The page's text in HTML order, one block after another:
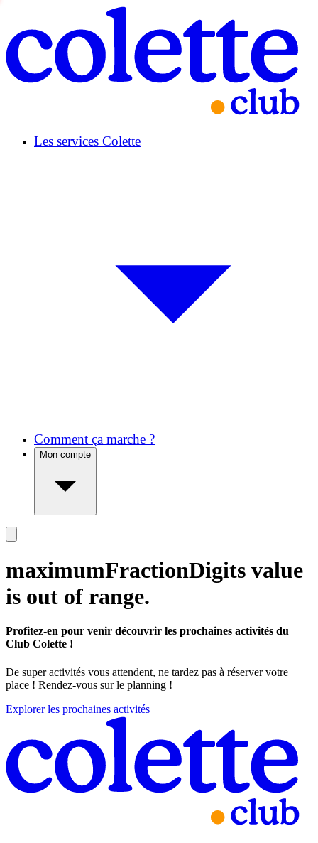
Les services Colette
Comment ça marche ?
Mon compte
maximumFractionDigits value
is out of range.
Profitez-en pour venir découvrir les prochaines activités du
Club Colette !
De super activités vous attendent, ne tardez pas à réserver votre
place ! Rendez-vous sur le planning !
Explorer les prochaines activités